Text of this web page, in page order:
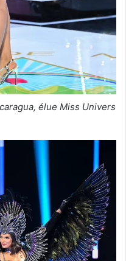
élue Miss Univers